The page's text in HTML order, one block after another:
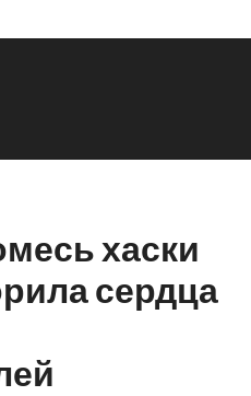
хаски
сердца